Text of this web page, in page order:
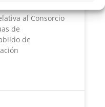
al Consorcio
de
de